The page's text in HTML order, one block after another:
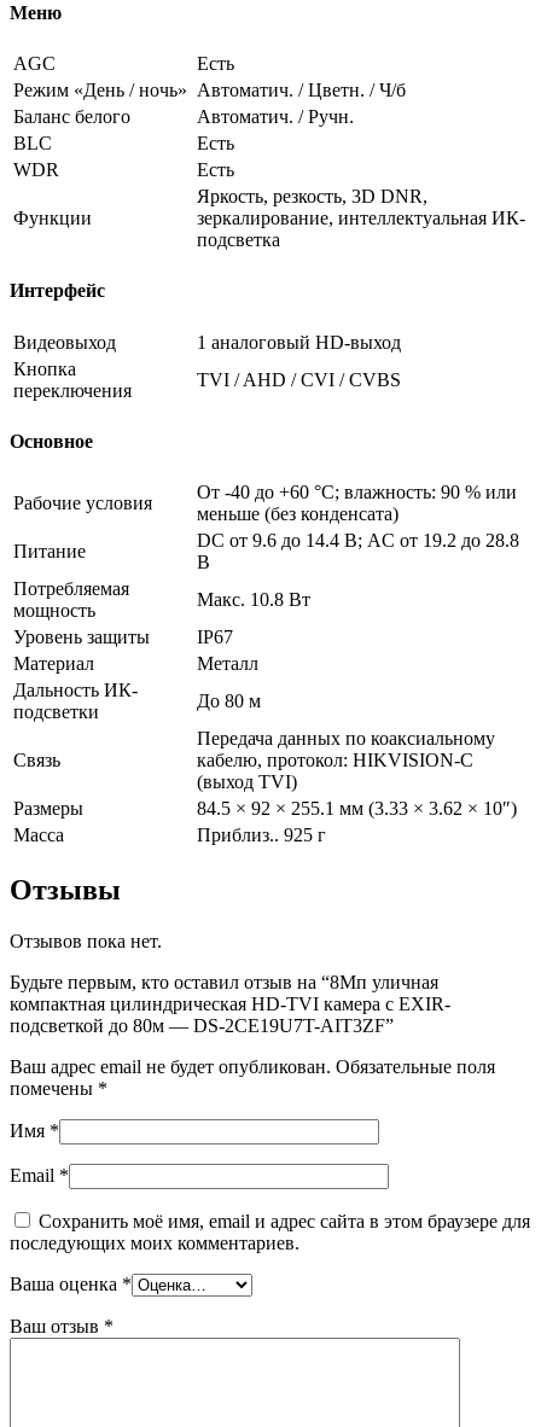
Меню
AGC
Есть
Режим «День / ночь» Автоматич. / Цветн. / Ч/б
Баланс белого
Автоматич. / Ручн.
BLC
Есть
WDR
Есть
Функции
Яркость, резкость, 3D DNR,
зеркалирование, интеллектуальная ИК-
подсветка
Интерфейс
Видеовыход
1 аналоговый HD-выход
Кнопка
переключения
TVI / AHD / CVI / CVBS
Основное
Рабочие условия
От -40 до +60 °C; влажность: 90 % или
меньше (без конденсата)
Питание
DC от 9.6 до 14.4 В; AC от 19.2 до 28.8
В
Потребляемая
мощность
Макс. 10.8 Вт
Уровень защиты
IP67
Материал
Металл
Дальность ИК-
подсветки
До 80 м
Связь
Передача данных по коаксиальному
кабелю, протокол: HIKVISION-C
(выход TVI)
Размеры
84.5 × 92 × 255.1 мм (3.33 × 3.62 × 10″)
Масса
Приблиз.. 925 г
Отзывы
Отзывов пока нет.
Будьте первым, кто оставил отзыв на “8Мп уличная
компактная цилиндрическая HD-TVI камера с EXIR-
подсветкой до 80м — DS-2CE19U7T-AIT3ZF”
Ваш адрес email не будет опубликован. Обязательные поля
помечены *
Имя *
Email *
Сохранить моё имя, email и адрес сайта в этом браузере для
последующих моих комментариев.
Ваша оценка *
Ваш отзыв *